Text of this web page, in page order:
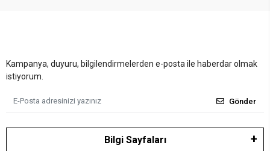
Kampanya, duyuru, bilgilendirmelerden e-posta ile haberdar olmak
istiyorum.
Gönder
Bilgi Sayfaları